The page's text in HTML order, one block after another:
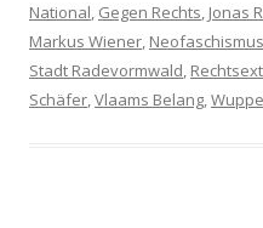
National, Gegen Rechts, Jonas
Markus Wiener, Neofaschismus
Stadt Radevormwald,
Schäfer,Vlaams Belang,